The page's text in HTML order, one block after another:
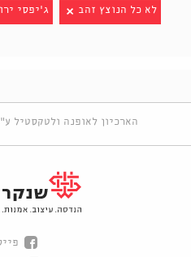
לא כל הנוצץ זהב ג׳יפסי
הארכיון לאופנה ולטקסטיל